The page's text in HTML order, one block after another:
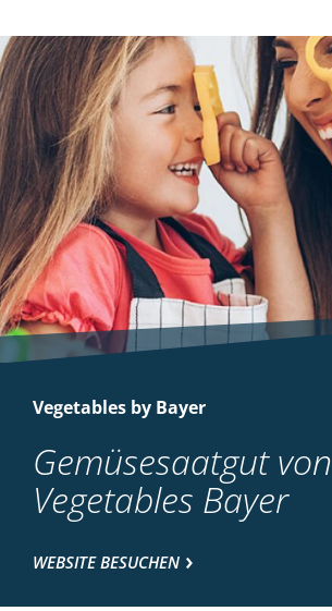
Vegetables by Bayer
Gemüsesaatgut von
Vegetables Bayer
WEBSITE BESUCHEN